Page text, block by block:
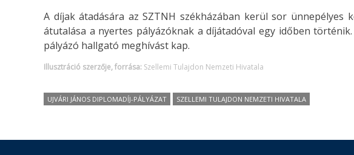
A díjak átadására az SZTNH székházában kerül sor ünnepélyes
átutalása a nyertes pályázóknak a díjátadóval egy időben
pályázó hallgató meghívást kap.
Illusztráció szerzője, forrása: Szellemi Tulajdon Nemzeti Hivatala
UJVÁRI JÁNOS DIPLOMADÍJ-PÁLYÁZAT SZELLEMI TULAJDON NEMZETI HIVATALA